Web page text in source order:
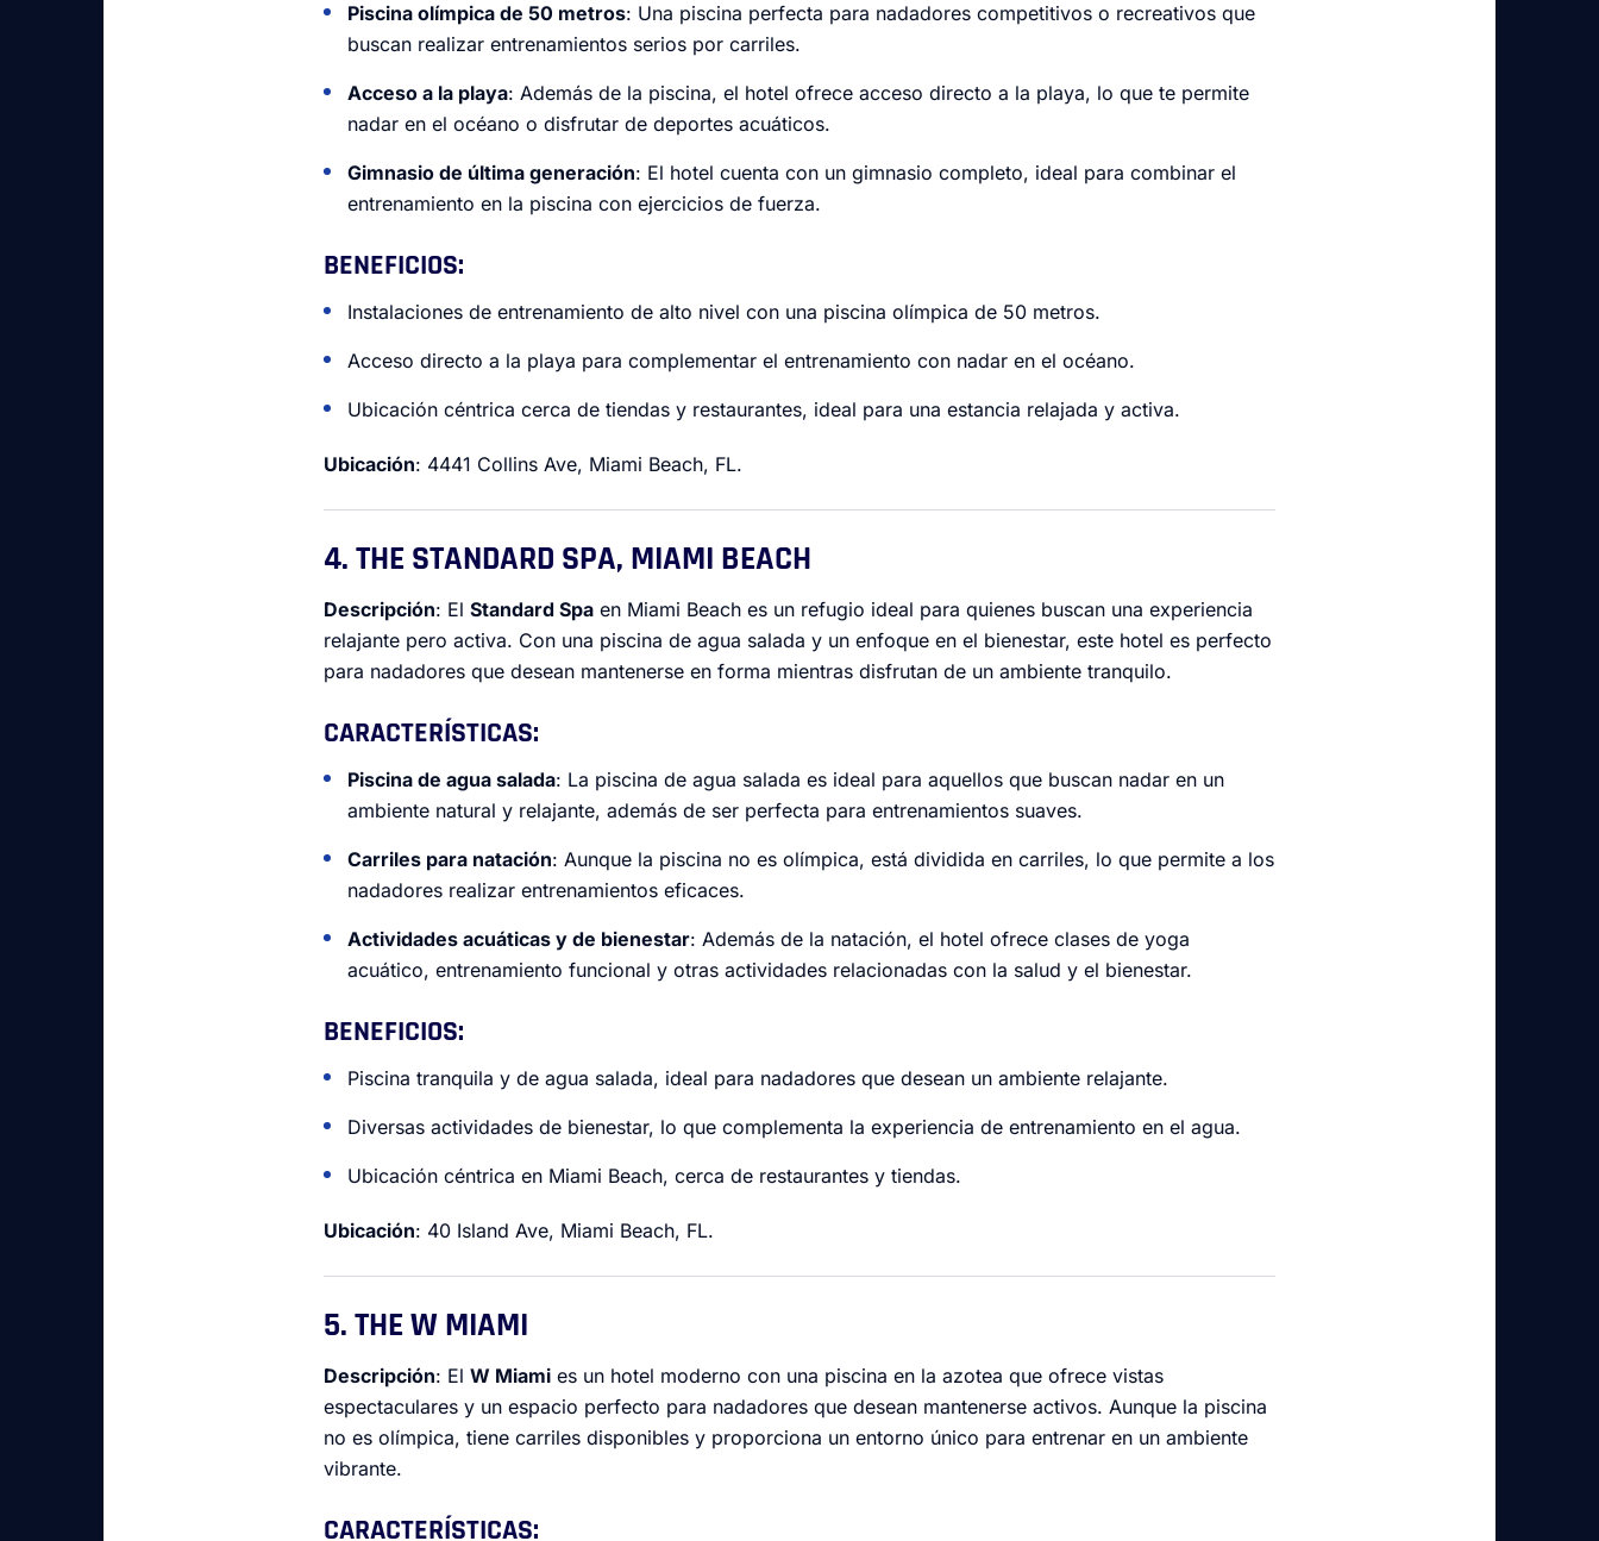
Piscina olímpica de 50 metros: Una piscina perfecta para nadadores competitivos o recreativos que
buscan realizar entrenamientos serios por carriles.
Acceso a la playa: Además de la piscina, el hotel ofrece acceso directo a la playa, lo que te permite
nadar en el océano o disfrutar de deportes acuáticos.
Gimnasio de última generación: El hotel cuenta con un gimnasio completo, ideal para combinar el
entrenamiento en la piscina con ejercicios de fuerza.
BENEFICIOS:
Instalaciones de entrenamiento de alto nivel con una piscina olímpica de 50 metros.
Acceso directo a la playa para complementar el entrenamiento con nadar en el océano.
Ubicación céntrica cerca de tiendas y restaurantes, ideal para una estancia relajada y activa.
Ubicación: 4441 Collins Ave, Miami Beach, FL.
4. THE STANDARD SPA, MIAMI BEACH
Descripción: El Standard Spa en Miami Beach es un refugio ideal para quienes buscan una experiencia
relajante pero activa. Con una piscina de agua salada y un enfoque en el bienestar, este hotel es perfecto
para nadadores que desean mantenerse en forma mientras disfrutan de un ambiente tranquilo.
CARACTERÍSTICAS:
Piscina de agua salada: La piscina de agua salada es ideal para aquellos que buscan nadar en un
ambiente natural y relajante, además de ser perfecta para entrenamientos suaves.
Carriles para natación: Aunque la piscina no es olímpica, está dividida en carriles, lo que permite a los
nadadores realizar entrenamientos eficaces.
Actividades acuáticas y de bienestar: Además de la natación, el hotel ofrece clases de yoga
acuático, entrenamiento funcional y otras actividades relacionadas con la salud y el bienestar.
BENEFICIOS:
Piscina tranquila y de agua salada, ideal para nadadores que desean un ambiente relajante.
Diversas actividades de bienestar, lo que complementa la experiencia de entrenamiento en el agua.
Ubicación céntrica en Miami Beach, cerca de restaurantes y tiendas.
Ubicación: 40 Island Ave, Miami Beach, FL.
5. THE W MIAMI
Descripción: El W Miami es un hotel moderno con una piscina en la azotea que ofrece vistas
espectaculares y un espacio perfecto para nadadores que desean mantenerse activos. Aunque la piscina
no es olímpica, tiene carriles disponibles y proporciona un entorno único para entrenar en un ambiente
vibrante.
CARACTERÍSTICAS: